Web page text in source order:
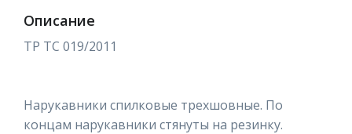
Описание
ТР ТС 019/2011
Нарукавники спилковые трехшовные. По
концам нарукавники стянуты на резинку.